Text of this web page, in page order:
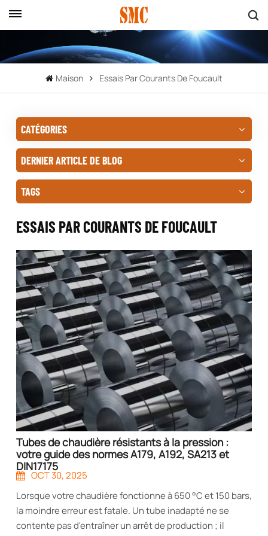
Maison Essais Par Courants De Foucault
CATÉGORIES
DERNIER ARTICLE DE BLOG
TAGS
ESSAIS PAR COURANTS DE FOUCAULT
Tubes de chaudière résistants à la pression :
votre guide des normes A179, A192, SA213 et
DIN17175
OCT 30, 2025
Lorsque votre chaudière fonctionne à 650 °C et 150 bars,
la moindre erreur est fatale. Un tube inadapté ne se
contente pas d'entraîner un arrêt de production ; il